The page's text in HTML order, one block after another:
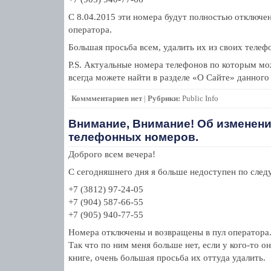
С 8.04.2015 эти номера будут полностью
оператора.
Большая просьба всем, удалить их из своих
P.S. Актуальные номера телефонов по которым
всегда можете найти в разделе «О Сайте» данного
Коммментариев нет | Рубрики: Public Info
Внимание, Внимание! Об
телефонных номеров.
Доброго всем вечера!
С сегодняшнего дня я больше недоступен по
+7 (3812) 97-24-05
+7 (904) 587-66-55
+7 (905) 940-77-55
Номера отключены и возвращены в пул оператора.
Так что по ним меня больше нет, если у кого-то
книге, очень большая просьба их оттуда удалить.